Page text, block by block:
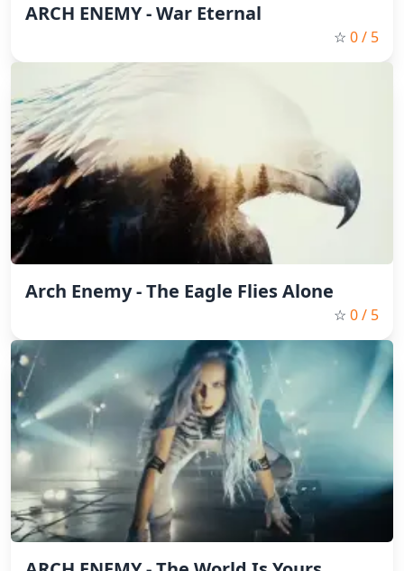
ARCH ENEMY - War Eternal
☆ 0/ 5
Arch Enemy - The Eagle Flies Alone
☆ 0/ 5